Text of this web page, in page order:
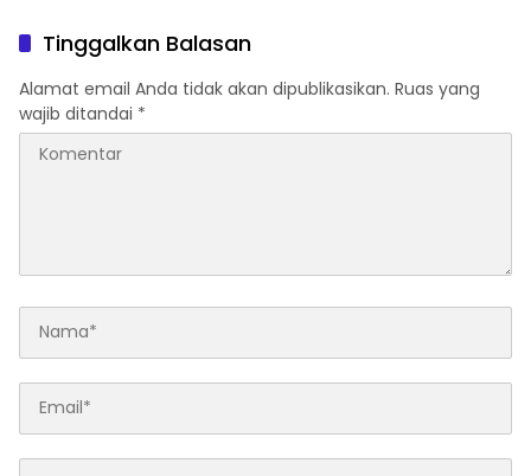
Tinggalkan Balasan
Alamat email Anda tidak akan dipublikasikan. Ruas yang
wajib ditandai *